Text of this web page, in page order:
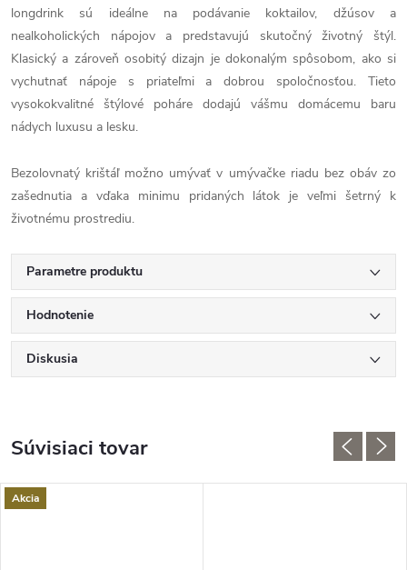
longdrink sú ideálne na podávanie koktailov, džúsov a
nealkoholických nápojov a predstavujú skutočný životný štýl.
Klasický a zároveň osobitý dizajn je dokonalým spôsobom, ako si
vychutnať nápoje s priateľmi a dobrou spoločnosťou. Tieto
vysokokvalitné štýlové poháre dodajú vášmu domácemu baru
nádych luxusu a lesku.
Bezolovnatý krištáľ možno umývať v umývačke riadu bez obáv zo
zašednutia a vďaka minimu pridaných látok je veľmi šetrný k
životnému prostrediu.
Parametre produktu
Hodnotenie
Diskusia
Súvisiaci tovar
Akcia